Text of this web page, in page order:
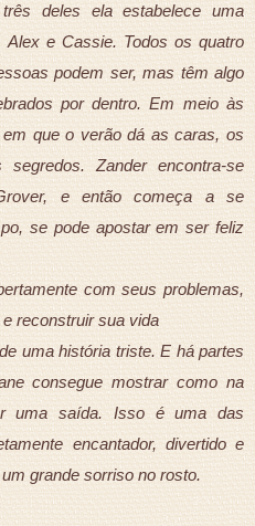
deles ela estabelece uma
e Cassie. Todos os quatro
podem ser, mas têm algo
por dentro. Em meio às
que o verão dá as caras, os
Zander encontra-se
e então começa a se
se pode apostar em ser feliz
com seus problemas,
e reconstruir sua vida
uma história triste. E há partes
consegue mostrar como na
uma saída. Isso é uma das
encantador, divertido e
grande sorriso no rosto.